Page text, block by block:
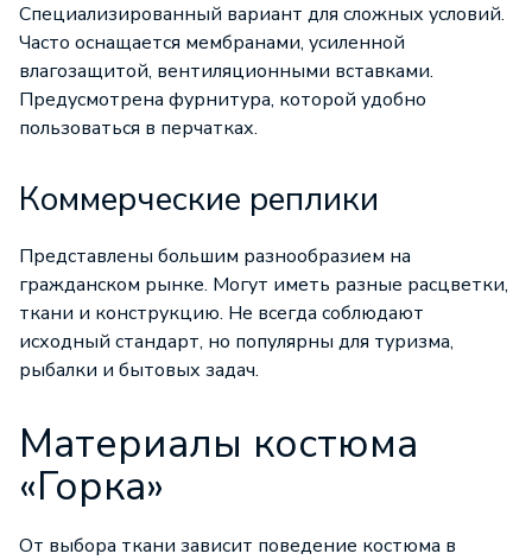
Специализированный вариант для сложных условий.
Часто оснащается мембранами, усиленной
влагозащитой, вентиляционными вставками.
Предусмотрена фурнитура, которой удобно
пользоваться в перчатках.
Коммерческие реплики
Представлены большим разнообразием на
гражданском рынке. Могут иметь разные расцветки,
ткани и конструкцию. Не всегда соблюдают
исходный стандарт, но популярны для туризма,
рыбалки и бытовых задач.
Материалы костюма
«Горка»
От выбора ткани зависит поведение костюма в